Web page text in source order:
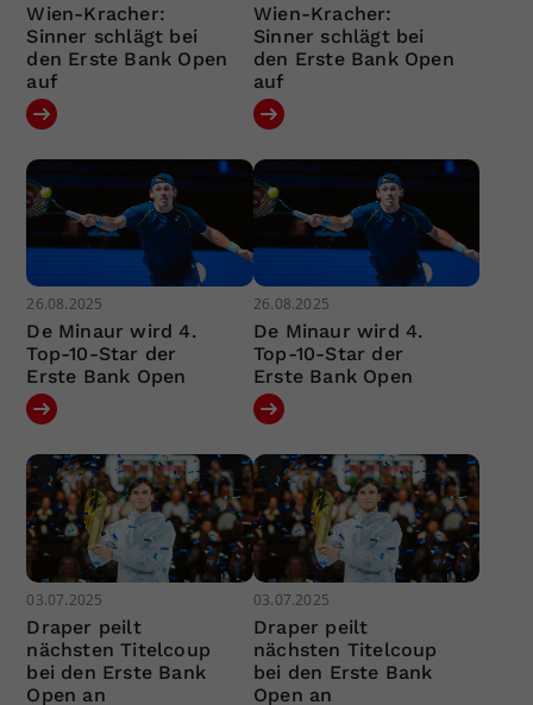
Wien-Kracher:
Sinner schlägt bei
den Erste Bank Open
auf
Wien-Kracher:
Sinner schlägt bei
den Erste Bank Open
auf
26.08.2025
De Minaur wird 4.
Top-10-Star der
Erste Bank Open
26.08.2025
De Minaur wird 4.
Top-10-Star der
Erste Bank Open
03.07.2025
Draper peilt
nächsten Titelcoup
bei den Erste Bank
Open an
03.07.2025
Draper peilt
nächsten Titelcoup
bei den Erste Bank
Open an